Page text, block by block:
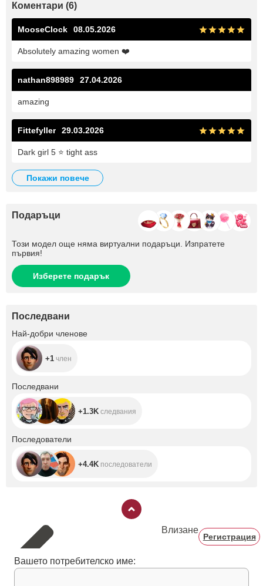
Коментари (6)
MooseClock 08.05.2026
Absolutely amazing women ❤️
nathan898989 27.04.2026
amazing
Fittefyller 29.03.2026
Dark girl 5 ⭐ tight ass
покажи повече
Подаръци
Този модел още няма виртуални подаръци. Изпратете
първия!
Изберете подарък
Последвани
Най-добри членове
+1 член
Последвани
+1.3K следвания
Последователи
+4.4K последователи
Влизане
Регистрация
Вашето потребителско име: